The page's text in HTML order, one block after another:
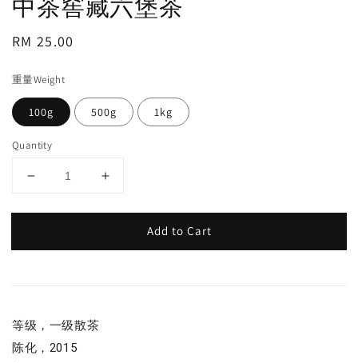
中茶窖藏六堡茶
Regular
RM 25.00
重量Weight
100g 500g 1kg
Quantity
Add to Cart
等级，一级散茶
陈化，2015